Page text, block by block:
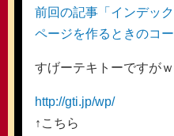
前回の記事「インデッ
ページを作るときのコー
すげーテキトーですがｗ
http://gti.jp/wp/
↑こちら